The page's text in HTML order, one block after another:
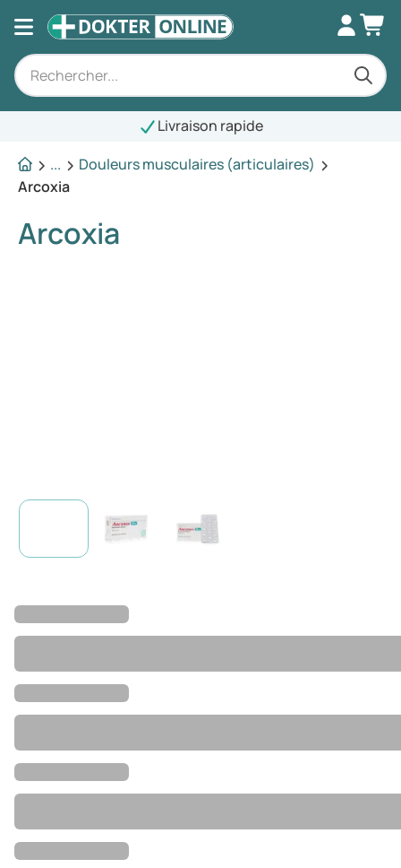
Livraison rapide
...
Douleurs musculaires (articulaires)
Arcoxia
Arcoxia